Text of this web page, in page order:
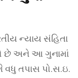
ન્યાય સંહિતા
છે અને આ ગુનામાં
તપાસ પો.સ.ઇ.